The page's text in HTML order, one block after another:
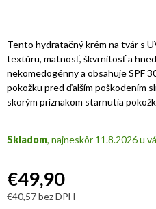
Tento hydratačný krém na tvár s
textúru, matnosť, škvrnitosť a
nekomedogénny a obsahuje SPF
pokožku pred ďalším poškodením
skorým príznakom starnutia
Skladom 11.8.2026
€49,90
€40,57 bez DPH